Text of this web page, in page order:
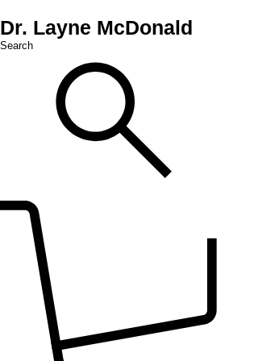
Dr. Layne McDonald
Search